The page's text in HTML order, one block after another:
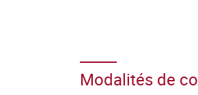
Modalités de